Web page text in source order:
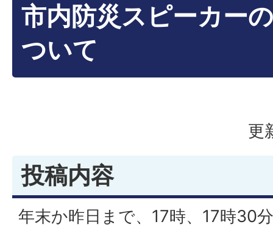
市内防災スピーカー
ついて
更
投稿内容
年末か昨日まで、17時、17時30